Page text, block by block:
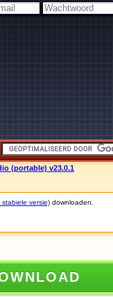
(portable) v23.0.1
versie) downloaden.